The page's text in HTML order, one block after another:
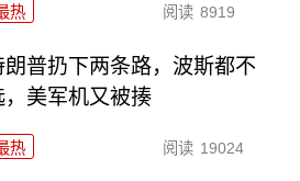
热 阅读 8919
朗普扔下两条路，波斯都不
，美军机又被揍
热 阅读 19024